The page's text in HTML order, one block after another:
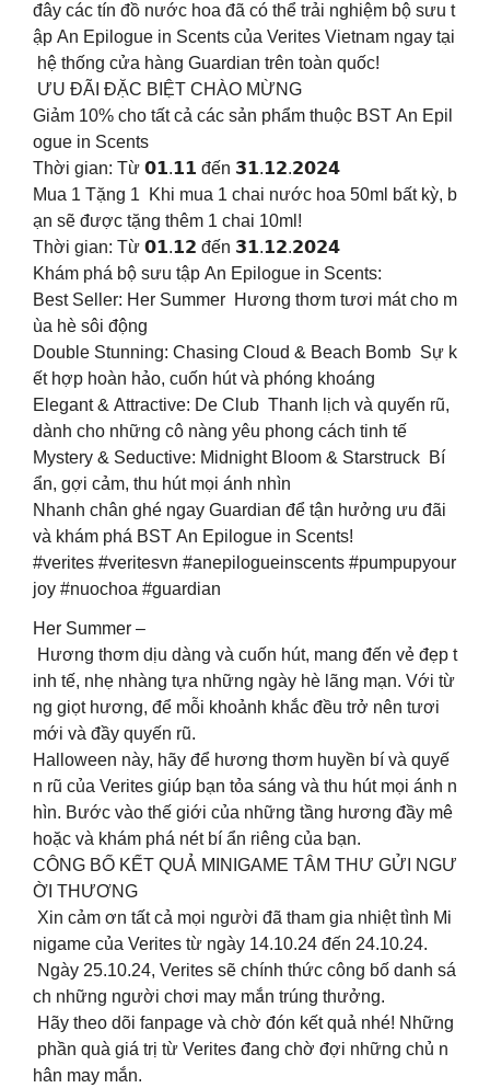
đây các tín đồ nước hoa đã có thể trải nghiệm bộ sưu t
ập An Epilogue in Scents của Verites Vietnam ngay tại
hệ thống cửa hàng Guardian trên toàn quốc!
ƯU ĐÃI ĐẶC BIỆT CHÀO MỪNG
Giảm 10% cho tất cả các sản phẩm thuộc BST An Epil
ogue in Scents
Thời gian: Từ 𝟬𝟭.𝟭𝟭 đến 𝟯𝟭.𝟭𝟮.𝟮𝟬𝟮𝟰
Mua 1 Tặng 1 Khi mua 1 chai nước hoa 50ml bất kỳ, b
ạn sẽ được tặng thêm 1 chai 10ml!
Thời gian: Từ 𝟬𝟭.𝟭𝟮 đến 𝟯𝟭.𝟭𝟮.𝟮𝟬𝟮𝟰
Khám phá bộ sưu tập An Epilogue in Scents:
Best Seller: Her Summer Hương thơm tươi mát cho m
ùa hè sôi động
Double Stunning: Chasing Cloud & Beach Bomb Sự k
ết hợp hoàn hảo, cuốn hút và phóng khoáng
Elegant & Attractive: De Club Thanh lịch và quyến rũ,
dành cho những cô nàng yêu phong cách tinh tế
Mystery & Seductive: Midnight Bloom & Starstruck Bí
ẩn, gợi cảm, thu hút mọi ánh nhìn
Nhanh chân ghé ngay Guardian để tận hưởng ưu đãi
và khám phá BST An Epilogue in Scents!
#verites #veritesvn #anepilogueinscents #pumpupyour
joy #nuochoa #guardian
Her Summer –
Hương thơm dịu dàng và cuốn hút, mang đến vẻ đẹp t
inh tế, nhẹ nhàng tựa những ngày hè lãng mạn. Với từ
ng giọt hương, để mỗi khoảnh khắc đều trở nên tươi
mới và đầy quyến rũ.
Halloween này, hãy để hương thơm huyền bí và quyế
n rũ của Verites giúp bạn tỏa sáng và thu hút mọi ánh n
hìn. Bước vào thế giới của những tầng hương đầy mê
hoặc và khám phá nét bí ẩn riêng của bạn.
CÔNG BỐ KẾT QUẢ MINIGAME TÂM THƯ GỬI NGƯ
ỜI THƯƠNG
Xin cảm ơn tất cả mọi người đã tham gia nhiệt tình Mi
nigame của Verites từ ngày 14.10.24 đến 24.10.24.
Ngày 25.10.24, Verites sẽ chính thức công bố danh sá
ch những người chơi may mắn trúng thưởng.
Hãy theo dõi fanpage và chờ đón kết quả nhé! Những
phần quà giá trị từ Verites đang chờ đợi những chủ n
hân may mắn.